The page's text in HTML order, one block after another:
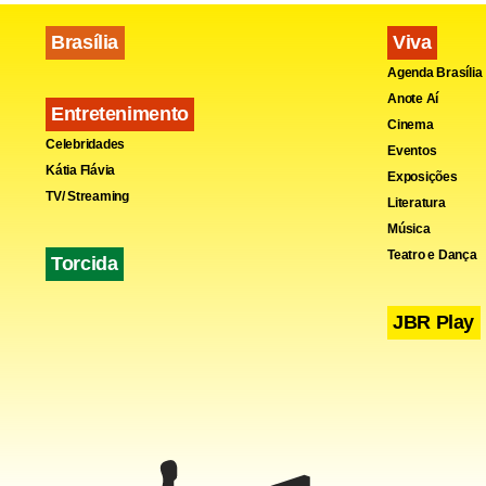
Brasília
Entretenimento
Celebridades
Kátia Flávia
TV/ Streaming
Torcida
Viva
Agenda Brasília
Anote Aí
Cinema
Eventos
Exposições
Literatura
Música
Teatro e Dança
JBR Play